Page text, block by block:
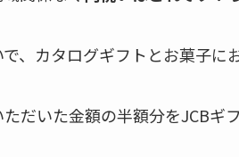
、カタログギフトとお菓子に
だいた金額の半額分をJCBギ